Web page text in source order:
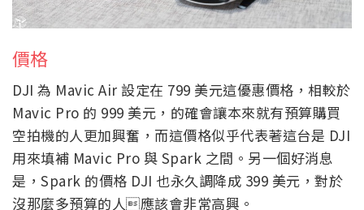
價格
DJI 為 Mavic Air 設定在 799 美元這優惠價格，相較於
Mavic Pro 的 999 美元，的確會讓本來就有預算購買
空拍機的人更加興奮，而這價格似乎代表著這台是 DJI
用來填補 Mavic Pro 與 Spark 之間。另一個好消息
是，Spark 的價格 DJI 也永久調降成 399 美元，對於
沒那麼多預算的人應該會非常高興。